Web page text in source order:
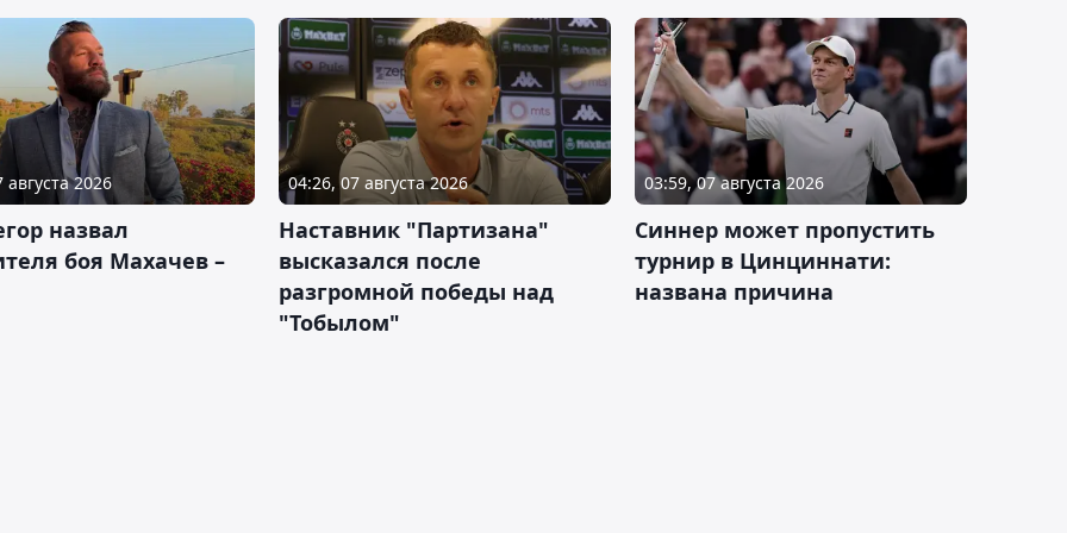
августа 2026
назвал
боя Махачев –
04:26, 07 августа 2026
Наставник "Партизана"
высказался после
разгромной победы над
"Тобылом"
03:59, 07 августа 2026
Синнер может пропустить
турнир в Цинциннати:
названа причина